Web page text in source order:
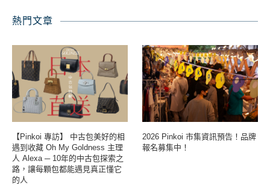
熱門文章
【Pinkoi 專訪】 中古包美好的相
遇到收藏 Oh My Goldness 主理
人 Alexa ─ 10年的中古包探索之
路，讓每顆包都能遇見真正懂它
的人
2026 Pinkoi 市集資訊預告！品牌
報名募集中！